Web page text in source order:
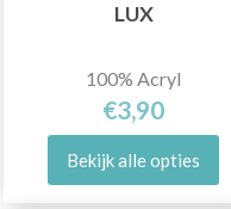
LUX
100% Acryl
€3,90
Bekijk alle opties